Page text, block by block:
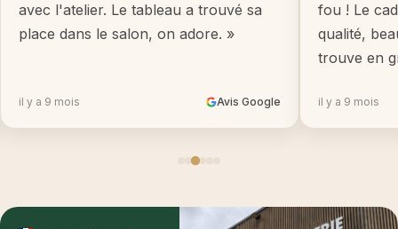
avec l'atelier. Le tableau a trouvé sa
place dans le salon, on adore. »
il y a 9 mois Avis Google
fou ! Le
qualité,
trouve en
il y a 9 mois